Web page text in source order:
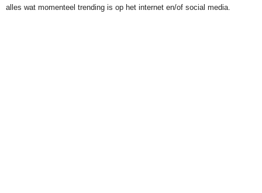
alles wat momenteel trending is op het internet en/of social media.